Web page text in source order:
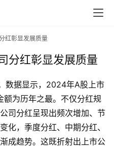
红彰显发展质量
分红彰显发展质量
数据显示，2024年A股上市
为历年之最。不仅分红规
司分红呈现出频次增加、节
化，季度分红、中期分红、
成趋势。这既折射出上市公